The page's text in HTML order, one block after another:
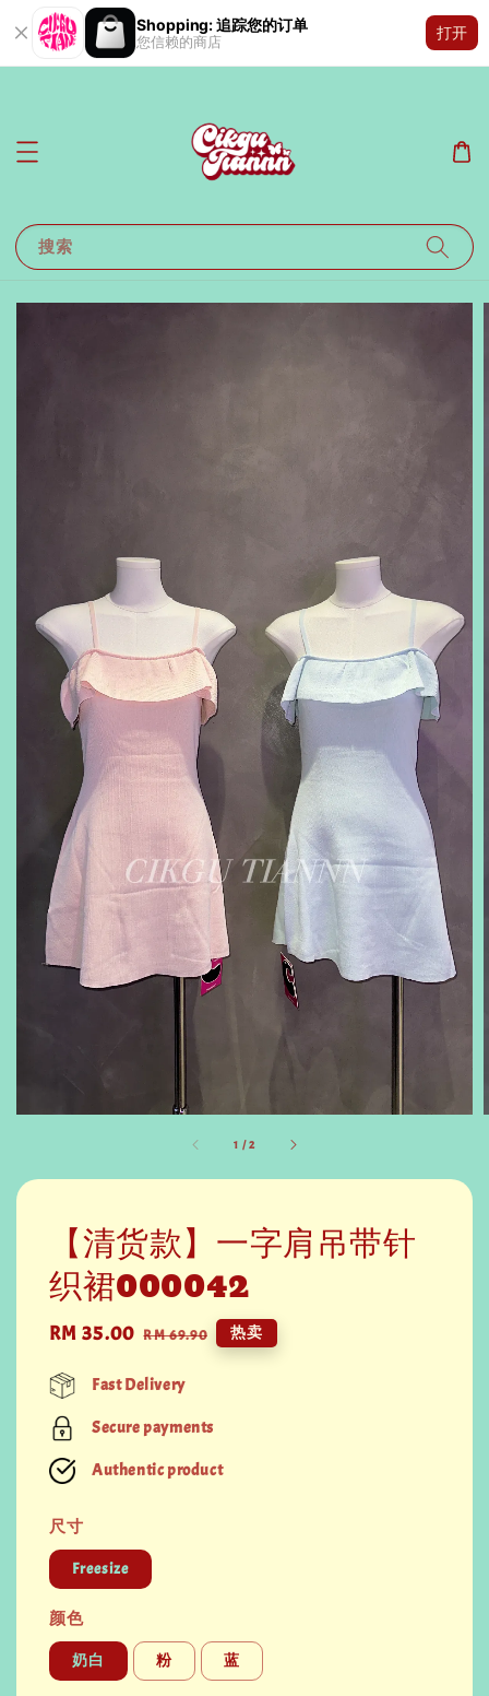
Shopping: 追踪您的订单
您信赖的商店
打开
搜索
1 /2
【清货款】一字肩吊带针
织裙000042
Sale
RM 35.00 Regular
RM 69.90 热卖
Fast Delivery
Secure payments
Authentic product
尺寸
Freesize
颜色
奶白 粉 蓝